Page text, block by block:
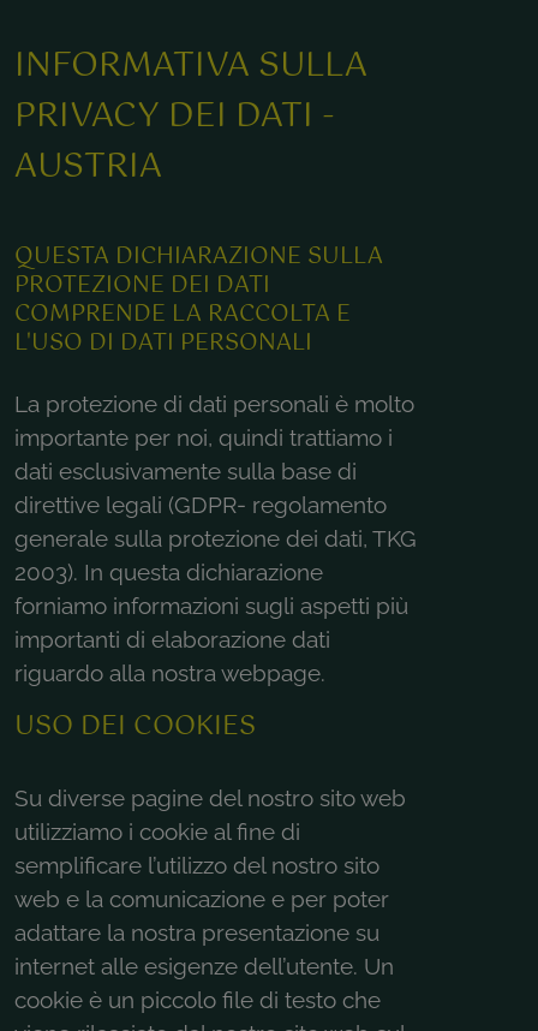
INFORMATIVA SULLA
PRIVACY DEI DATI -
AUSTRIA
QUESTA DICHIARAZIONE SULLA
PROTEZIONE DEI DATI
COMPRENDE LA RACCOLTA E
L'USO DI DATI PERSONALI
La protezione di dati personali è molto
importante per noi, quindi trattiamo i
dati esclusivamente sulla base di
direttive legali (GDPR- regolamento
generale sulla protezione dei dati, TKG
2003). In questa dichiarazione
forniamo informazioni sugli aspetti più
importanti di elaborazione dati
riguardo alla nostra webpage.
USO DEI COOKIES
Su diverse pagine del nostro sito web
utilizziamo i cookie al fine di
semplificare l’utilizzo del nostro sito
web e la comunicazione e per poter
adattare la nostra presentazione su
internet alle esigenze dell’utente. Un
cookie è un piccolo file di testo che